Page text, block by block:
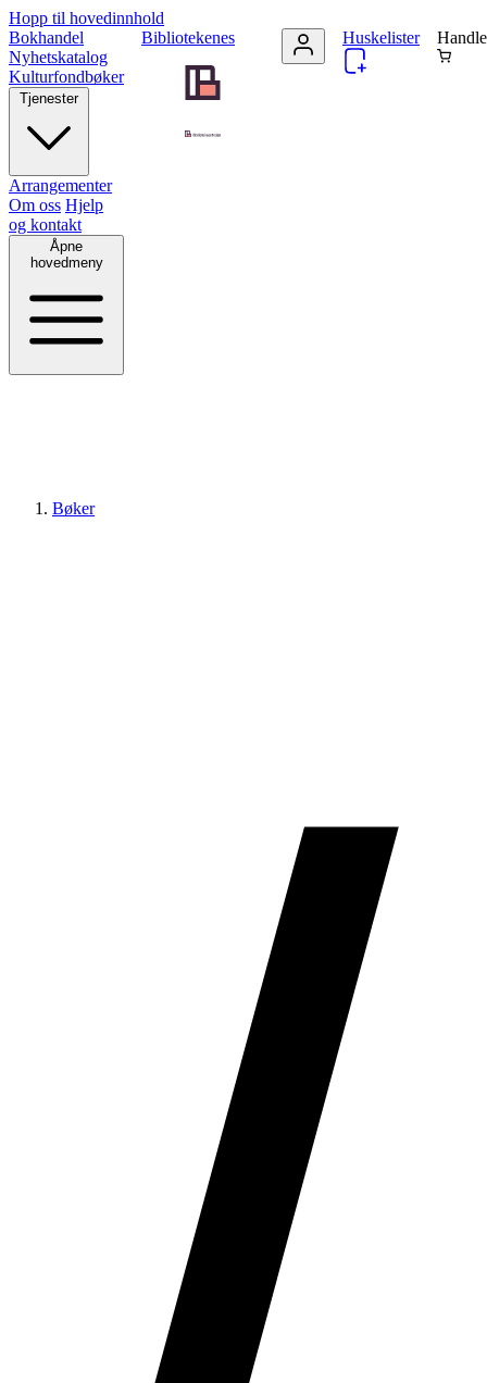
Hopp til hovedinnhold
Bibliotekenes
Bokhandel
Nyhetskatalog
Kulturfondbøker
Tjenester
Arrangementer
Om oss Hjelp
og kontakt
Åpne
hovedmeny
Huskelister
Bøker